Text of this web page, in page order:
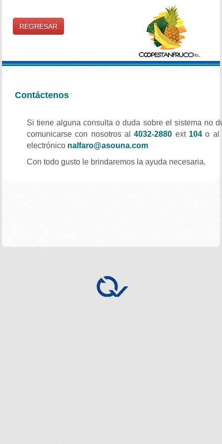
REGRESAR
Contáctenos
Si tiene alguna consulta o duda sobre el sistema no
comunicarse con nosotros al4032-2880 ext 104 o al
electrónico nalfaro@asouna.com
Con todo gusto le brindaremos la ayuda necesaria.